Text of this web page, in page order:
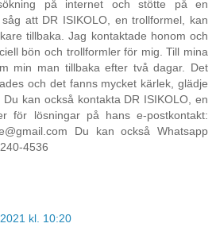
på internet och stötte på en
att DR ISIKOLO, en trollformel, kan
tillbaka. Jag kontaktade honom och
bön och trollformler för mig. Till mina
min man tillbaka efter två dagar. Det
och det fanns mycket kärlek, glädje
kan också kontakta DR ISIKOLO, en
för lösningar på hans e-postkontakt:
Du kan också Whatsapp
4536
kl. 10:20